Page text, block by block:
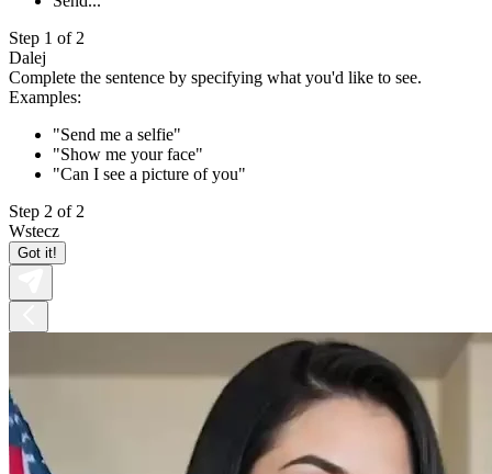
Step 1 of 2
Dalej
Complete the sentence by specifying what you'd like to see.
Examples:
"Send me a selfie"
"Show me your face"
"Can I see a picture of you"
Step 2 of 2
Wstecz
Got it!